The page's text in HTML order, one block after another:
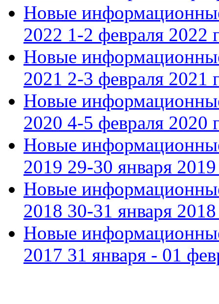
Новые
2022 1-2 февраля 2022
Новые
2021 2-3 февраля 2021
Новые
2020 4-5 февраля 2020
Новые
2019 29-30 января 2019
Новые
2018 30-31 января 2018
Новые
2017 31 января - 01